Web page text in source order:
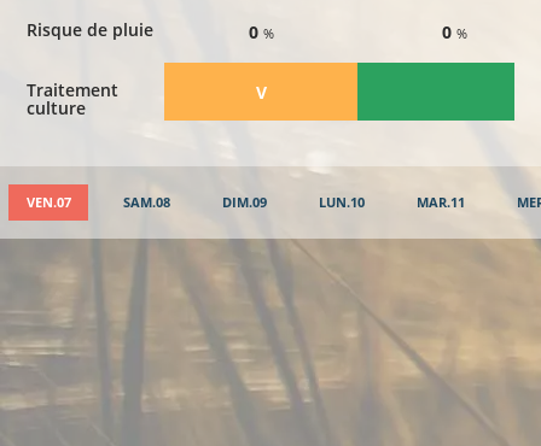
Risque de pluie
Traitement
culture
0 %
​V
0 %
VEN.07 SAM.08 DIM.09 LUN.10 MAR.11